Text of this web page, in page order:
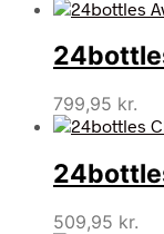
799,95 kr.
509,95 kr.